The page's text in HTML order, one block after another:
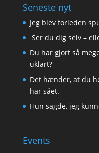
Seneste nyt
Jeg blev forleden
Ser du dig selv –
Du har gjort så
uklart?
Det hænder, at du
har sået.
Hun sagde, jeg
Events